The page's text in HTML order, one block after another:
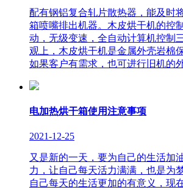
配有钢铝复合轧片散热器，能及时
箱喷嘴排出机器。木皮烘干机的控
动，无级变速，全自动计算机控制
观上，木皮烘干机是金属外壳岩棉
如果客户有需求，也可进行旧机的
电加热烘干箱使用注意事项
2021-12-25
又是新的一天，要为自己的生活加
力，让自己每天活力满满，也是为
自己每天的生活更加的有意义，现